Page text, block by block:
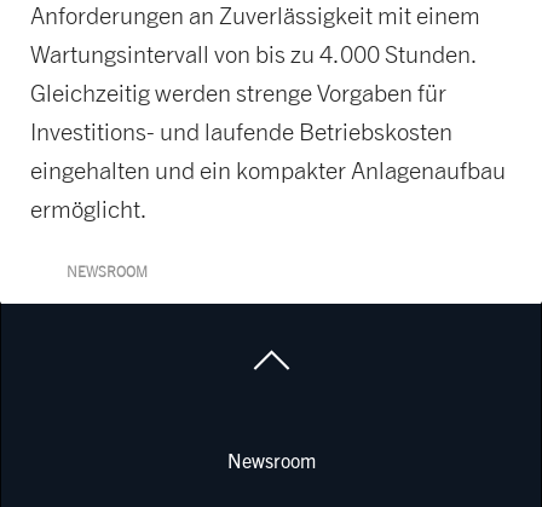
Anforderungen an Zuverlässigkeit mit einem
Wartungsintervall von bis zu 4.000 Stunden.
Gleichzeitig werden strenge Vorgaben für
Investitions- und laufende Betriebskosten
eingehalten und ein kompakter Anlagenaufbau
ermöglicht.
NEWSROOM
Newsroom